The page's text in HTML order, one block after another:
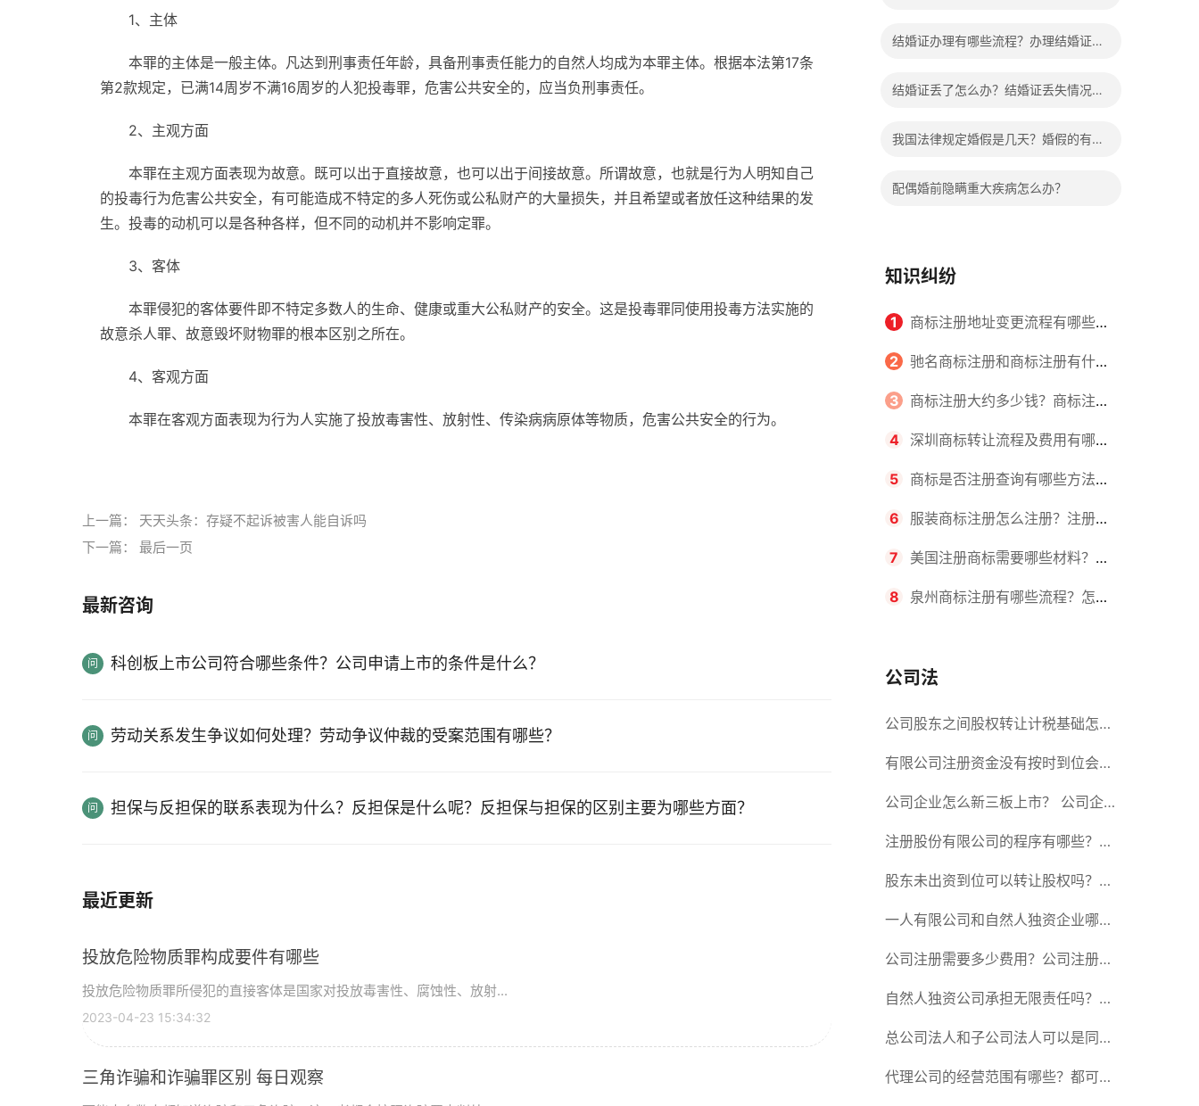
1、主体
本罪的主体是一般主体。凡达到刑事责任年龄，具备刑事责任能力的自然人均成为本罪主体。根据本法第17条
第2款规定，已满14周岁不满16周岁的人犯投毒罪，危害公共安全的，应当负刑事责任。
2、主观方面
本罪在主观方面表现为故意。既可以出于直接故意，也可以出于间接故意。所谓故意，也就是行为人明知自己
的投毒行为危害公共安全，有可能造成不特定的多人死伤或公私财产的大量损失，并且希望或者放任这种结果的发
生。投毒的动机可以是各种各样，但不同的动机并不影响定罪。
3、客体
本罪侵犯的客体要件即不特定多数人的生命、健康或重大公私财产的安全。这是投毒罪同使用投毒方法实施的
故意杀人罪、故意毁坏财物罪的根本区别之所在。
4、客观方面
本罪在客观方面表现为行为人实施了投放毒害性、放射性、传染病病原体等物质，危害公共安全的行为。
上一篇： 天天头条：存疑不起诉被害人能自诉吗
下一篇： 最后一页
最新咨询
科创板上市公司符合哪些条件？公司申请上市的条件是什么？
劳动关系发生争议如何处理？劳动争议仲裁的受案范围有哪些？
担保与反担保的联系表现为什么？反担保是什么呢？反担保与担保的区别主要为哪些方面？
最近更新
投放危险物质罪构成要件有哪些
投放危险物质罪所侵犯的直接客体是国家对投放毒害性、腐蚀性、放射...
2023-04-23 15:34:32
三角诈骗和诈骗罪区别 每日观察
结婚证办理有哪些流程？办理结婚证有
结婚证丢了怎么办？结婚证丢失情况有
我国法律规定婚假是几天？婚假的有关
配偶婚前隐瞒重大疾病怎么办？
知识纠纷
1 商标注册地址变更流程有哪些？
怎么提交申请书件？
2 驰名商标注册和商标注册有什么
区别？
3 商标注册大约多少钱？商标注册
查询的方式有哪些？
4 深圳商标转让流程及费用有哪些
要求？商标转让所需时间是多久？
5 商标是否注册查询有哪些方法？
有哪些步骤？
6 服装商标注册怎么注册？注册商
标流程有哪些？
7 美国注册商标需要哪些材料？美
国商标办理流程有哪些？
8 泉州商标注册有哪些流程？怎么
公司法
公司股东之间股权转让计税基础怎么
确认？公司股东之间的股权转让要符
合什么要件？
有限公司注册资金没有按时到位会怎
么样？股份有限公司设立的注册条件
公司企业怎么新三板上市？ 公司企
业新三板上市的流程
注册股份有限公司的程序有哪些？注
册股份有限公司需要提交哪些材料？
股东未出资到位可以转让股权吗？股
东未出资到位能否分红？
一人有限公司和自然人独资企业哪个
好？一人公司设立条件有哪些？
公司注册需要多少费用？公司注册需
要准备什么材料？
自然人独资公司承担无限责任吗？有
限责任公司与有限责任公司的区别
总公司法人和子公司法人可以是同一
个人吗？总公司更名分公司需要更改
代理公司的经营范围有哪些？都可以